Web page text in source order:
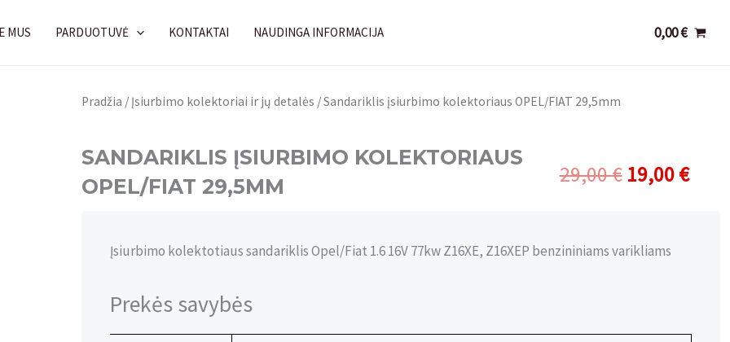
MUS PARDUOTUVĖ KONTAKTAI NAUDINGA INFORMACIJA 0,00€
Pradžia / Įsiurbimo kolektoriai ir jų detalės / Sandariklis įsiurbimo kolektoriaus OPEL/FIAT 29,5mm
SANDARIKLIS ĮSIURBIMO KOLEKTORIAUS
OPEL/FIAT 29,5MM
29,00€ Original
29,00 €.
19,00€
Įsiurbimo kolektotiaus sandariklis Opel/Fiat 1.6 16V 77kw Z16XE, Z16XEP benzininiams varikliams
Prekės savybės